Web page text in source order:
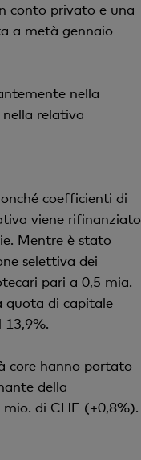
conto privato e una
a metà gennaio
nella
relativa
coefficienti di
viene rifinanziato
Mentre è stato
selettiva dei
pari a 0,5 mia.
quota di capitale
core hanno portato
della
di CHF (+0,8%).